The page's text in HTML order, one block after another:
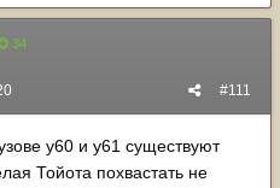
34
#111
у60 и у61 существуют
Тойота похвастать не